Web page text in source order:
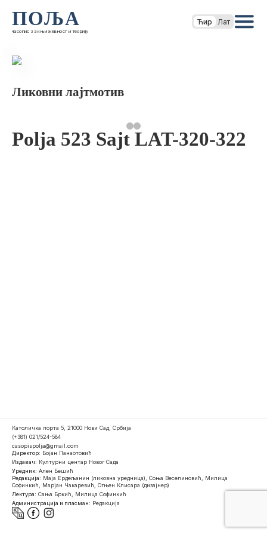
ПОЉА
часопис за књижевност и теорију
Ћир Лат
Ликовни лајтмотив
Polja 523 Sajt LAT-320-322
Католичка порта 5, 21000 Нови Сад, Србија
(+381) 021/524-584
casopispolja@gmail.com
Директор: Бојан Панаотовић
Издавач: Културни центар Новог Сада
Уредник: Ален Бешић
Редакција: Маја Ердељанин (ликовна уредница), Соња Веселиновић, Милица
Софинкић, Марјан Чакаревић, Огњен Клисара (дизајнер)
Лектура: Сања Бркић, Милица Софинкић
Администрација и пласман: Редакција